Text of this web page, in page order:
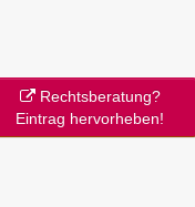
Rechtsberatung?
Eintrag hervorheben!